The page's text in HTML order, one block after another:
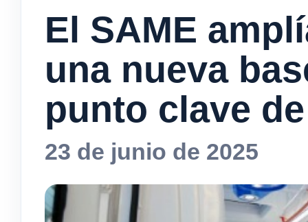
El SAME
una nueva
punto clave
23 de junio de 2025